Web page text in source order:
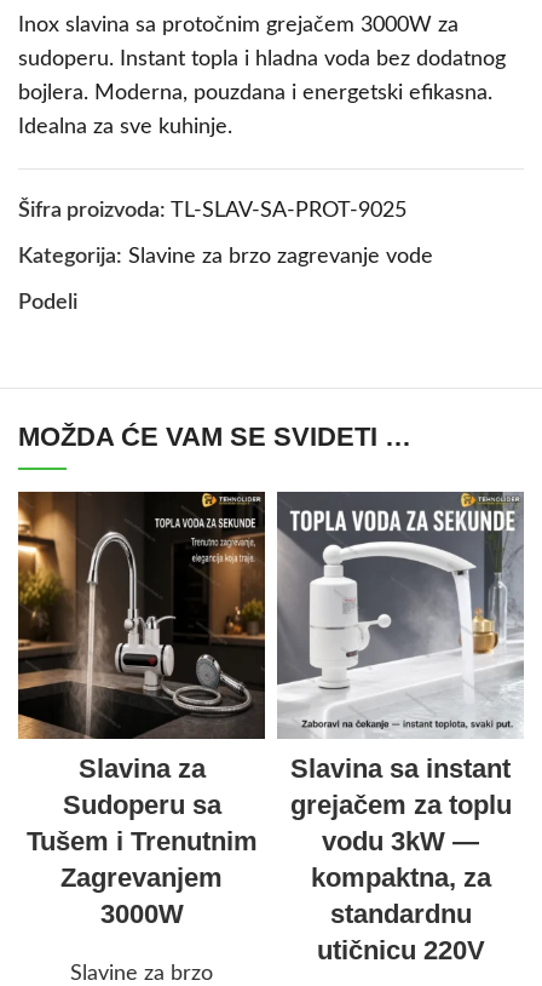
Inox slavina sa protočnim grejačem 3000W za
sudoperu. Instant topla i hladna voda bez dodatnog
bojlera. Moderna, pouzdana i energetski efikasna.
Idealna za sve kuhinje.
Šifra proizvoda: TL-SLAV-SA-PROT-9025
Kategorija: Slavine za brzo zagrevanje vode
Podeli
MOŽDA ĆE VAM SE SVIDETI …
Slavina za
Sudoperu sa
Tušem i Trenutnim
Zagrevanjem
3000W
Slavine za brzo
Slavina sa instant
grejačem za toplu
vodu 3kW —
kompaktna, za
standardnu
utičnicu 220V